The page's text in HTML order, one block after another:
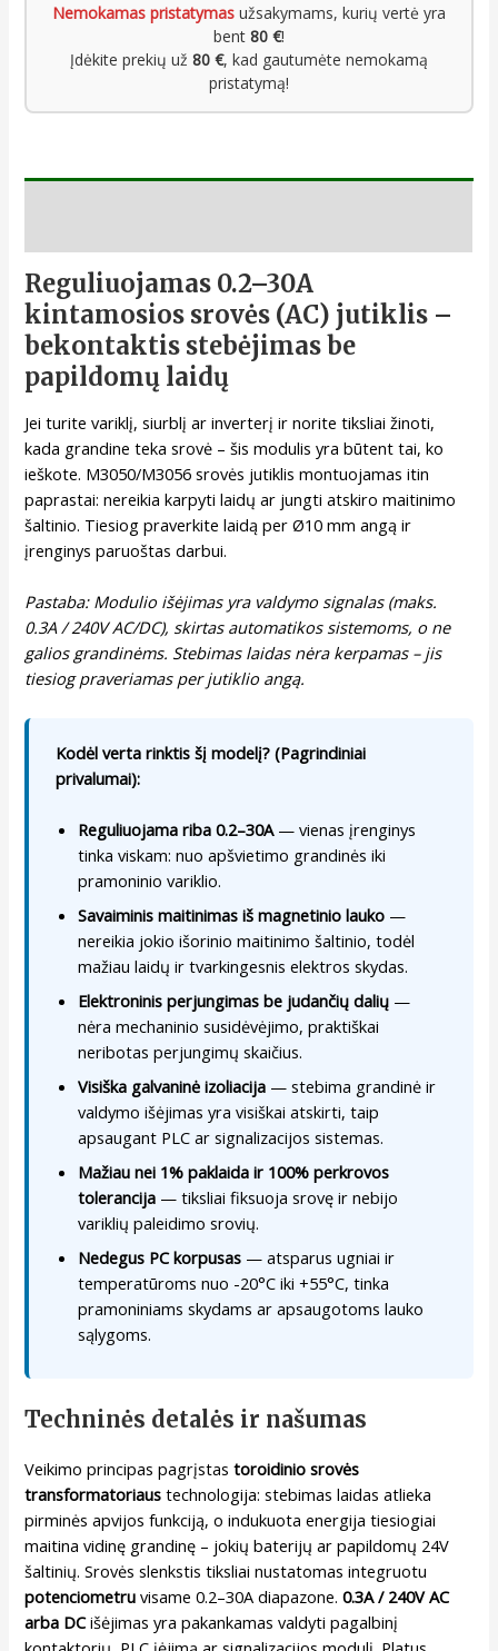
Nemokamas pristatymas užsakymams, kurių vertė yra
bent 80 €!
Įdėkite prekių už 80 €, kad gautumėte nemokamą
pristatymą!
Reguliuojamas 0.2–30A
kintamosios srovės (AC) jutiklis –
bekontaktis stebėjimas be
papildomų laidų
Jei turite variklį, siurblį ar inverterį ir norite tiksliai žinoti,
kada grandine teka srovė – šis modulis yra būtent tai, ko
ieškote. M3050/M3056 srovės jutiklis montuojamas itin
paprastai: nereikia karpyti laidų ar jungti atskiro maitinimo
šaltinio. Tiesiog praverkite laidą per Ø10 mm angą ir
įrenginys paruoštas darbui.
Pastaba: Modulio išėjimas yra valdymo signalas (maks.
0.3A / 240V AC/DC), skirtas automatikos sistemoms, o ne
galios grandinėms. Stebimas laidas nėra kerpamas – jis
tiesiog praveriamas per jutiklio angą.
Kodėl verta rinktis šį modelį? (Pagrindiniai
privalumai):
Reguliuojama riba 0.2–30A— vienas įrenginys
tinka viskam: nuo apšvietimo grandinės iki
pramoninio variklio.
Savaiminis maitinimas iš magnetinio lauko —
nereikia jokio išorinio maitinimo šaltinio, todėl
mažiau laidų ir tvarkingesnis elektros skydas.
Elektroninis perjungimas be judančių dalių —
nėra mechaninio susidėvėjimo, praktiškai
neribotas perjungimų skaičius.
Visiška galvaninė izoliacija — stebima grandinė ir
valdymo išėjimas yra visiškai atskirti, taip
apsaugant PLC ar signalizacijos sistemas.
Mažiau nei 1% paklaida ir 100% perkrovos
tolerancija — tiksliai fiksuoja srovę ir nebijo
variklių paleidimo srovių.
Nedegus PC korpusas — atsparus ugniai ir
temperatūroms nuo -20°C iki +55°C, tinka
pramoniniams skydams ar apsaugotoms lauko
sąlygoms.
Techninės detalės ir našumas
Veikimo principas pagrįstastoroidinio srovės
transformatoriaus technologija: stebimas laidas atlieka
pirminės apvijos funkciją, o indukuota energija tiesiogiai
maitina vidinę grandinę – jokių baterijų ar papildomų 24V
šaltinių. Srovės slenkstis tiksliai nustatomas integruotu
potenciometru visame 0.2–30A diapazone.0.3A / 240V AC
arba DCišėjimas yra pakankamas valdyti pagalbinį